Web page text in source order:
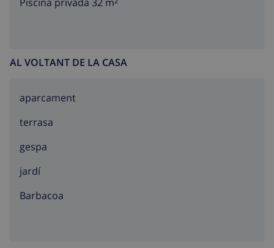
AL VOLTANT DE LA CASA
aparcament
terrasa
gespa
jardí
barbacoa